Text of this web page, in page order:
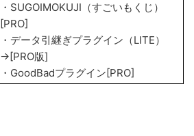
・SUGOIMOKUJI（すごいもくじ）
[PRO]
・データ引継ぎプラグイン（LITE）
→[PRO版]
・GoodBadプラグイン[PRO]